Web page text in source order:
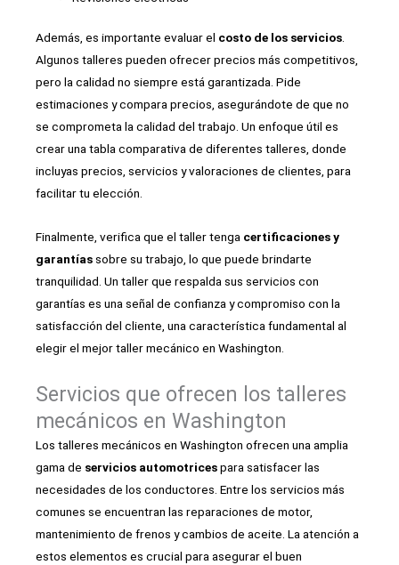
Además, es importante evaluar el costo de los servicios
Algunos talleres pueden ofrecer precios más competitivos,
pero la calidad no siempre está garantizada. Pide
estimaciones y compara precios, asegurándote de que no
se comprometa la calidad del trabajo. Un enfoque útil es
crear una tabla comparativa de diferentes talleres, donde
incluyas precios, servicios y valoraciones de clientes, para
facilitar tu elección.
Finalmente, verifica que el taller tenga certificaciones y
garantías sobre su trabajo, lo que puede brindarte
tranquilidad. Un taller que respalda sus servicios con
garantías es una señal de confianza y compromiso con la
satisfacción del cliente, una característica fundamental al
elegir el mejor taller mecánico en Washington.
Servicios que ofrecen los talleres
mecánicos en Washington
Los talleres mecánicos en Washington ofrecen una amplia
gama de servicios automotricespara satisfacer las
necesidades de los conductores. Entre los servicios más
comunes se encuentran las reparaciones de motor,
mantenimiento de frenos y cambios de aceite. La atención a
estos elementos es crucial para asegurar el buen